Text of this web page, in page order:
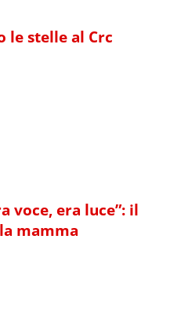
le stelle al Crc
voce, era luce”: il
mamma